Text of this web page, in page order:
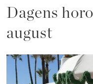
Dagens
august